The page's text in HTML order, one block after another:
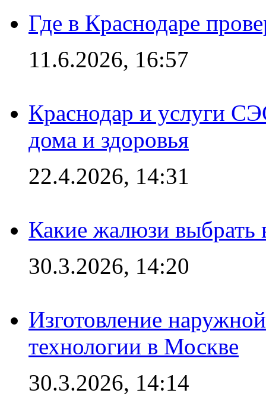
Где в Краснодаре
11.6.2026, 16:57
Краснодар и услуги
дома и здоровья
22.4.2026, 14:31
Какие жалюзи выбрать
30.3.2026, 14:20
Изготовление
технологии в Москве
30.3.2026, 14:14